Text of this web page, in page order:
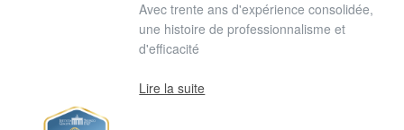
Avec trente ans d'expérience consolidée,
une histoire de professionnalisme et
d'efficacité
Lire la suite